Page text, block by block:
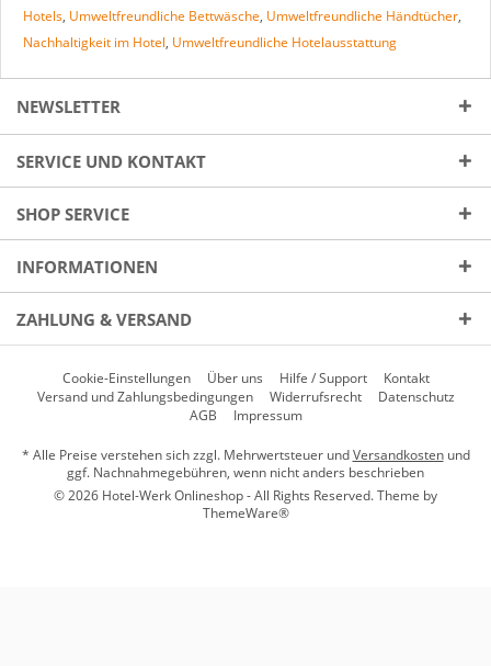
Hotels, Umweltfreundliche Bettwäsche, Umweltfreundliche Händtücher,
Nachhaltigkeit im Hotel, Umweltfreundliche Hotelausstattung
NEWSLETTER
SERVICE UND KONTAKT
SHOP SERVICE
INFORMATIONEN
ZAHLUNG & VERSAND
Cookie-Einstellungen Über uns Hilfe / Support
Kontakt
Versand und Zahlungsbedingungen
Widerrufsrecht
Datenschutz
AGB
Impressum
* Alle Preise verstehen sich zzgl. Mehrwertsteuer undVersandkostenund
ggf. Nachnahmegebühren, wenn nicht anders beschrieben
© 2026 Hotel-Werk Onlineshop - All Rights Reserved. Theme by
ThemeWare®